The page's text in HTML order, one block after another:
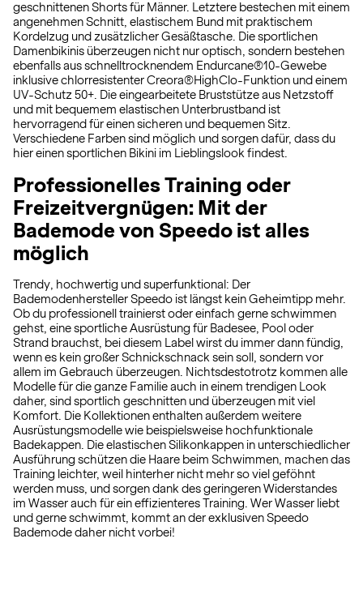
geschnittenen Shorts für Männer. Letztere bestechen mit einem
angenehmen Schnitt, elastischem Bund mit praktischem
Kordelzug und zusätzlicher Gesäßtasche. Die sportlichen
Damenbikinis überzeugen nicht nur optisch, sondern bestehen
ebenfalls aus schnelltrocknendem Endurcane®10-Gewebe
inklusive chlorresistenter Creora®HighClo-Funktion und einem
UV-Schutz 50+. Die eingearbeitete Bruststütze aus Netzstoff
und mit bequemem elastischen Unterbrustband ist
hervorragend für einen sicheren und bequemen Sitz.
Verschiedene Farben sind möglich und sorgen dafür, dass du
hier einen sportlichen Bikini im Lieblingslook findest.
Professionelles Training oder
Freizeitvergnügen: Mit der
Bademode von Speedo ist alles
möglich
Trendy, hochwertig und superfunktional: Der
Bademodenhersteller Speedo ist längst kein Geheimtipp mehr.
Ob du professionell trainierst oder einfach gerne schwimmen
gehst, eine sportliche Ausrüstung für Badesee, Pool oder
Strand brauchst, bei diesem Label wirst du immer dann fündig,
wenn es kein großer Schnickschnack sein soll, sondern vor
allem im Gebrauch überzeugen. Nichtsdestotrotz kommen alle
Modelle für die ganze Familie auch in einem trendigen Look
daher, sind sportlich geschnitten und überzeugen mit viel
Komfort. Die Kollektionen enthalten außerdem weitere
Ausrüstungsmodelle wie beispielsweise hochfunktionale
Badekappen. Die elastischen Silikonkappen in unterschiedlicher
Ausführung schützen die Haare beim Schwimmen, machen das
Training leichter, weil hinterher nicht mehr so viel geföhnt
werden muss, und sorgen dank des geringeren Widerstandes
im Wasser auch für ein effizienteres Training. Wer Wasser liebt
und gerne schwimmt, kommt an der exklusiven Speedo
Bademode daher nicht vorbei!